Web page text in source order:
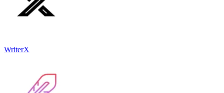
WriterX